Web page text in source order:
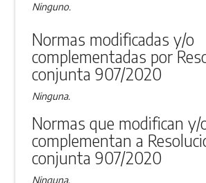
Ninguno.
Normas modificadas y/o
complementadas por
conjunta 907/2020
Ninguna.
Normas que modifican y/
complementan a
conjunta 907/2020
Ninguna.